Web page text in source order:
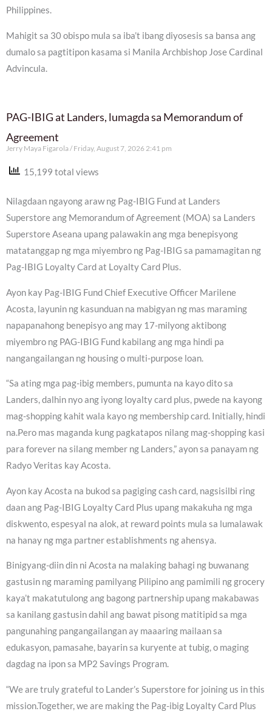
Philippines.
Mahigit sa 30 obispo mula sa iba’t ibang diyosesis sa bansa ang
dumalo sa pagtitipon kasama si Manila Archbishop Jose Cardinal
Advincula.
PAG-IBIG at Landers, lumagda sa Memorandum of
Agreement
Jerry Maya Figarola Friday, August 7, 2026 2:41 pm
15,199 total views
Nilagdaan ngayong araw ng Pag-IBIG Fund at Landers
Superstore ang Memorandum of Agreement (MOA) sa Landers
Superstore Aseana upang palawakin ang mga benepisyong
matatanggap ng mga miyembro ng Pag-IBIG sa pamamagitan ng
Pag-IBIG Loyalty Card at Loyalty Card Plus.
Ayon kay Pag-IBIG Fund Chief Executive Officer Marilene
Acosta, layunin ng kasunduan na mabigyan ng mas maraming
napapanahong benepisyo ang may 17-milyong aktibong
miyembro ng PAG-IBIG Fund kabilang ang mga hindi pa
nangangailangan ng housing o multi-purpose loan.
“Sa ating mga pag-ibig members, pumunta na kayo dito sa
Landers, dalhin nyo ang iyong loyalty card plus, pwede na kayong
mag-shopping kahit wala kayo ng membership card. Initially, hindi
na.Pero mas maganda kung pagkatapos nilang mag-shopping kasi
para forever na silang member ng Landers,” ayon sa panayam ng
Radyo Veritas kay Acosta.
Ayon kay Acosta na bukod sa pagiging cash card, nagsisilbi ring
daan ang Pag-IBIG Loyalty Card Plus upang makakuha ng mga
diskwento, espesyal na alok, at reward points mula sa lumalawak
na hanay ng mga partner establishments ng ahensya.
Binigyang-diin din ni Acosta na malaking bahagi ng buwanang
gastusin ng maraming pamilyang Pilipino ang pamimili ng grocery
kaya’t makatutulong ang bagong partnership upang makabawas
sa kanilang gastusin dahil ang bawat pisong matitipid sa mga
pangunahing pangangailangan ay maaaring mailaan sa
edukasyon, pamasahe, bayarin sa kuryente at tubig, o maging
dagdag na ipon sa MP2 Savings Program.
“We are truly grateful to Lander’s Superstore for joining us in this
mission.Together, we are making the Pag-ibig Loyalty Card Plus